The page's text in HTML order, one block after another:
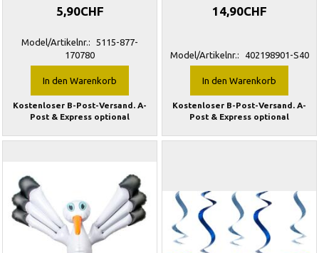
5,90CHF
Model/Artikelnr.:
5115-877-
170780
In den Warenkorb
Kostenloser B-Post-Versand. A-
Post & Express optional
14,90CHF
Model/Artikelnr.: 402198901-S40
In den Warenkorb
Kostenloser B-Post-Versand. A-
Post & Express optional